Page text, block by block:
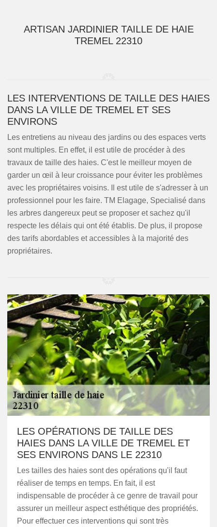
ARTISAN JARDINIER TAILLE DE HAIE
TREMEL 22310
LES INTERVENTIONS DE TAILLE DES HAIES
DANS LA VILLE DE TREMEL ET SES
ENVIRONS
Les entretiens au niveau des jardins ou des espaces verts
sont multiples. En effet, il est utile de procéder à des
travaux de taille des haies. C'est le meilleur moyen de
garder un œil à leur croissance pour éviter les problèmes
avec les propriétaires voisins. Il est utile de s'adresser à un
professionnel pour les faire. TM Elagage, Specialisé dans
les arbres dangereux peut se proposer et sachez qu'il
respecte les délais qui ont été établis. De plus, il propose
des tarifs abordables et accessibles à la majorité des
propriétaires.
LES OPÉRATIONS DE TAILLE DES
HAIES DANS LA VILLE DE TREMEL ET
SES ENVIRONS DANS LE 22310
Les tailles des haies sont des opérations qu'il faut
réaliser de temps en temps. En fait, il est
indispensable de procéder à ce genre de travail pour
assurer un meilleur aspect esthétique des propriétés.
Pour effectuer ces interventions qui sont très